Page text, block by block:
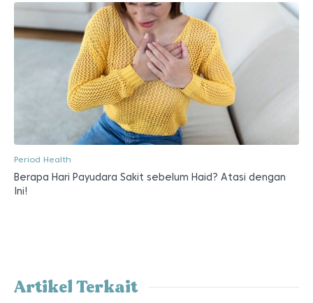
Period Health
Berapa Hari Payudara Sakit sebelum Haid? Atasi dengan
Ini!
Artikel Terkait